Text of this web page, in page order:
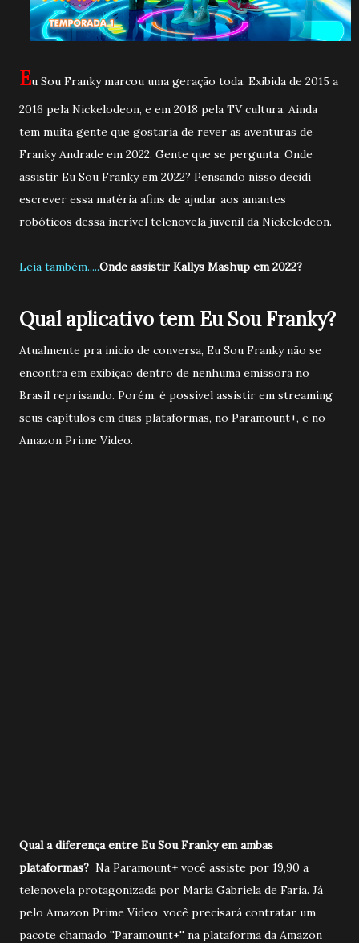
Eu Sou Franky marcou uma geração toda. Exibida de 2015 a
2016 pela Nickelodeon, e em 2018 pela TV cultura. Ainda
tem muita gente que gostaria de rever as aventuras de
Franky Andrade em 2022. Gente que se pergunta: Onde
assistir Eu Sou Franky em 2022? Pensando nisso decidi
escrever essa matéria afins de ajudar aos amantes
robóticos dessa incrível telenovela juvenil da Nickelodeon.
Leia também.....Onde assistir Kallys Mashup em 2022?
Qual aplicativo tem Eu Sou Franky?
Atualmente pra inicio de conversa, Eu Sou Franky não se
encontra em exibição dentro de nenhuma emissora no
Brasil reprisando. Porém, é possivel assistir em streaming
seus capítulos em duas plataformas, no Paramount+, e no
Amazon Prime Video.
Qual a diferença entre Eu Sou Franky em ambas
plataformas? Na Paramount+ você assiste por 19,90 a
telenovela protagonizada por Maria Gabriela de Faria. Já
pelo Amazon Prime Video, você precisará contratar um
pacote chamado ''Paramount+'' na plataforma da Amazon